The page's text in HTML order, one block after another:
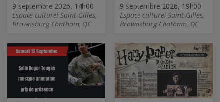
9 septembre 2026, 14h00
Espace culturel Saint-Gilles,
Brownsburg-Chatham, QC
9 septembre 2026, 19h00
Espace culturel Saint-Gilles,
Brownsburg-Chatham, QC